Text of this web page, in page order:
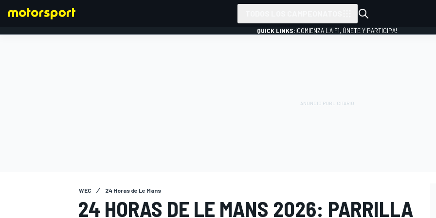
QUICK LINKS:¡COMIENZA LA F1, ÚNETE Y PARTICIPA!
WEC 24 Horas de Le Mans
24 HORAS DE LE MANS 2026: PARRILLA